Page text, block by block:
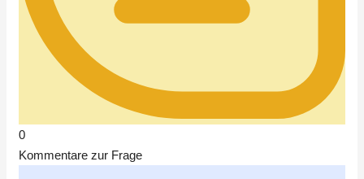
0
Kommentare zur Frage